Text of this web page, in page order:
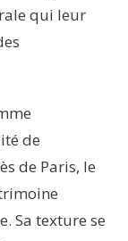
qui leur
de
de Paris, le
Sa texture se